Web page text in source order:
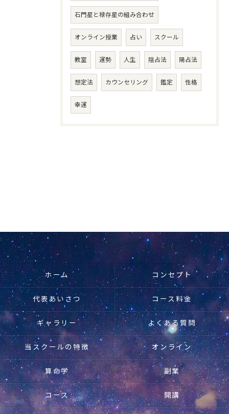
石門星と禄存星の組み合わせ
オンライン授業 占い スクール
教室 運勢 人生 陰占法 陽占法
想定法 カウンセリング 鑑定 性格
幸運
ホーム コンセプト
代表あいさつ コース料金
ギャラリー よくある質問
当スクールの特徴 オンライン
算命学 副業
コース 開講